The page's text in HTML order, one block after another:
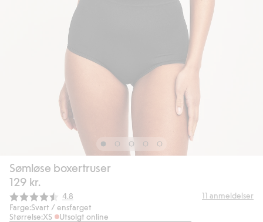
Sømløse boxertruser
129 kr.
Gjennomsnittskarakter:
4.8 11 anmeldelser
Farge:Svart / ensfarget
Størrelse:XS Utsolgt online